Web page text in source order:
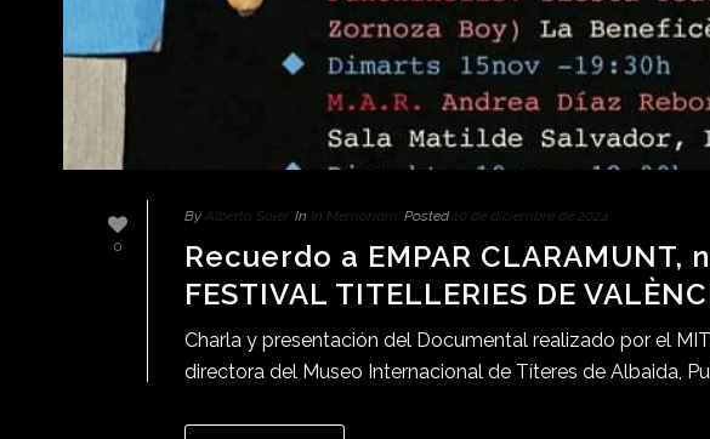
0
By Alberto Soler In In Memoriam Posted 10 de diciembre de 2024
Recuerdo a EMPAR
FESTIVAL TITELLERIES DE
Charla y presentación del Documental realizado por el
directora del Museo Internacional de Títeres de Albaida,